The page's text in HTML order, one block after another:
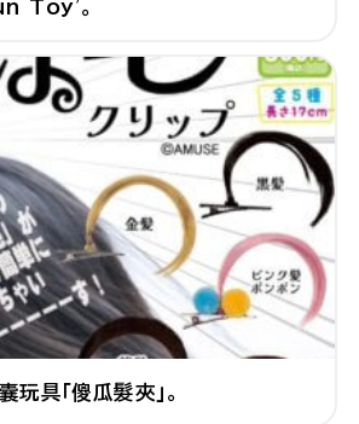
Toy'。
具「傻瓜髮夾」。